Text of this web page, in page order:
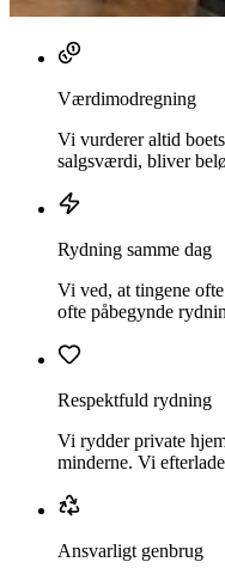
Værdimodregning
Vi vurderer altid
salgsværdi, bliver
Rydning samme dag
Vi ved, at tingene
ofte påbegynde
Respektfuld rydning
Vi rydder private
minderne. Vi
Ansvarligt genbrug